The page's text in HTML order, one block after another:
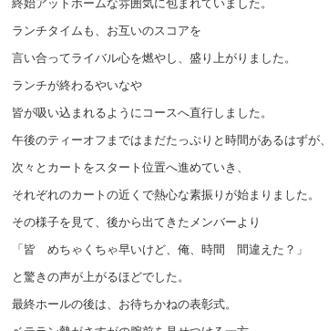
終始アットホームな雰囲気に包まれていました。
ランチタイムも、お互いのスコアを
言い合ってライバル心を燃やし、盛り上がりました。
ランチが終わるやいなや
皆が吸い込まれるようにコースへ直行しました。
午後のティーオフまではまだたっぷりと時間があるはずが、
次々とカートをスタート位置へ進めていき、
それぞれのカートの近くで熱心な素振りが始まりました。
その様子を見て、後から出てきたメンバーより
「皆 めちゃくちゃ早いけど、俺、時間 間違えた？」
と驚きの声が上がるほどでした。
最終ホールの後は、お待ちかねの表彰式。